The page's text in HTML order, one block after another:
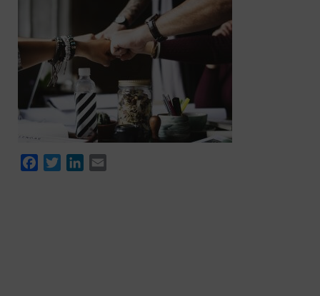
Facebook
TwitterLinkedIn